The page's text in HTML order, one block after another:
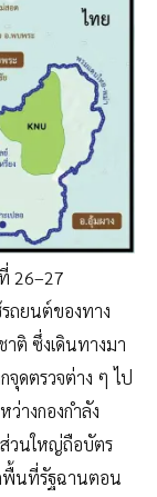
26–27
ถยนต์ของทาง
ติ ซึ่งเดินทางมา
ดตรวจต่าง ๆ ไป
างกองกำลัง
วนใหญ่ถือบัตร
พื้นที่รัฐฉานตอน